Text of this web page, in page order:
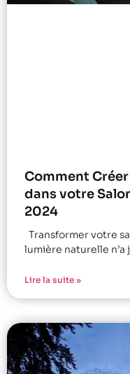
Comment
dans votre
2024
Transformer votre
lumière naturelle n’a
Lire la suite »